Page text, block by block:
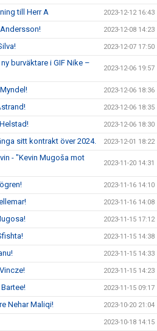
till Herr A 2023-12-12 16:43
2023-12-08 14:23
2023-12-07 17:50
burväktare i GIF Nike –
2023-12-06 19:57
2023-12-06 18:36
2023-12-06 18:35
2023-12-06 18:30
sitt kontrakt över 2024. 2023-12-01 18:22
- "Kevin Mugoša mot
2023-11-20 14:31
2023-11-16 14:10
2023-11-16 14:08
2023-11-15 17:12
2023-11-15 14:38
2023-11-15 14:33
2023-11-15 14:23
2023-11-15 09:17
Nehar Maliqi! 2023-10-20 21:04
2023-10-18 14:15